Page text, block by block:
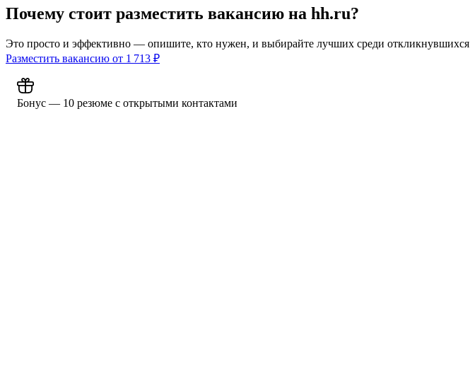
Почему стоит разместить вакансию на hh.ru?
Это просто и эффективно — опишите, кто нужен, и выбирайте лучших среди откликнувшихся
Разместить вакансию от 1 713 ₽
Бонус — 10 резюме с открытыми контактами